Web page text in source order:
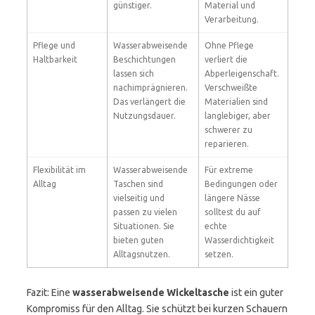
günstiger.
Material und
Verarbeitung.
Pflege und
Haltbarkeit
Wasserabweisende
Beschichtungen
lassen sich
nachimprägnieren.
Das verlängert die
Nutzungsdauer.
Ohne Pflege
verliert die
Abperleigenschaft.
Verschweißte
Materialien sind
langlebiger, aber
schwerer zu
reparieren.
Flexibilität im
Alltag
Wasserabweisende
Taschen sind
vielseitig und
passen zu vielen
Situationen. Sie
bieten guten
Alltagsnutzen.
Für extreme
Bedingungen oder
längere Nässe
solltest du auf
echte
Wasserdichtigkeit
setzen.
Fazit: Eine wasserabweisende Wickeltasche ist ein guter
Kompromiss für den Alltag. Sie schützt bei kurzen Schauern